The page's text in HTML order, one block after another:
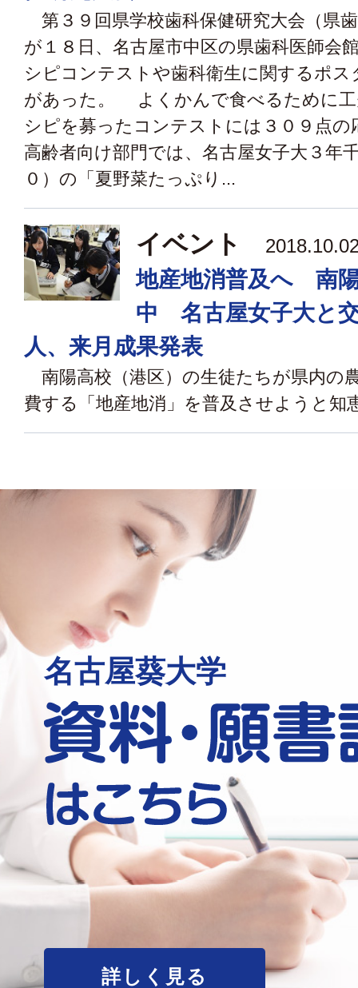
第３９回県学校歯科保健研究大会（県
が１８日、名古屋市中区の県歯科医師会
シピコンテストや歯科衛生に関するポス
があった。 よくかんで食べるために工
シピを募ったコンテストには３０９点の
高齢者向け部門では、名古屋女子大３年
０）の「夏野菜たっぷり...
イベント
地産地消普及へ 南
中 名古屋女子大と
人、来月成果発表
南陽高校（港区）の生徒たちが県内の
費する「地産地消」を普及させようと知
名古屋葵大学
詳しく見る